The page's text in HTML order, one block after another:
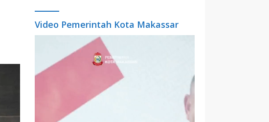
Video Pemerintah Kota Makassar